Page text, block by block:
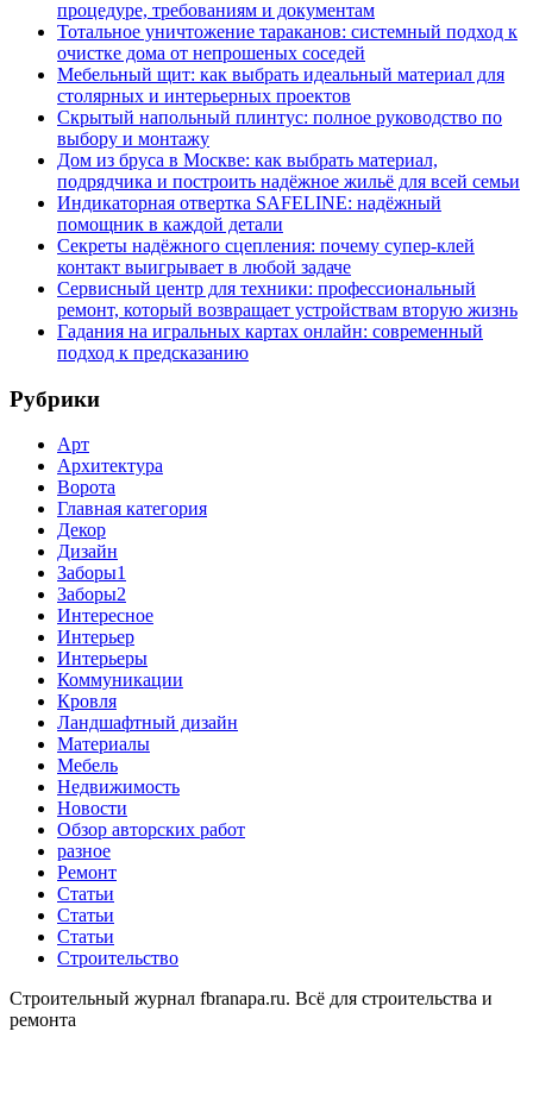
процедуре, требованиям и документам
Тотальное уничтожение тараканов: системный подход к
очистке дома от непрошеных соседей
Мебельный щит: как выбрать идеальный материал для
столярных и интерьерных проектов
Скрытый напольный плинтус: полное руководство по
выбору и монтажу
Дом из бруса в Москве: как выбрать материал,
подрядчика и построить надёжное жильё для всей семьи
Индикаторная отвертка SAFELINE: надёжный
помощник в каждой детали
Секреты надёжного сцепления: почему супер‑клей
контакт выигрывает в любой задаче
Сервисный центр для техники: профессиональный
ремонт, который возвращает устройствам вторую жизнь
Гадания на игральных картах онлайн: современный
подход к предсказанию
Рубрики
Арт
Архитектура
Ворота
Главная категория
Декор
Дизайн
Заборы1
Заборы2
Интересное
Интерьер
Интерьеры
Коммуникации
Кровля
Ландшафтный дизайн
Материалы
Мебель
Недвижимость
Новости
Обзор авторских работ
разное
Ремонт
Статьи
Статьи
Статьи
Строительство
Строительный журнал fbranapa.ru. Всё для строительства и
ремонта